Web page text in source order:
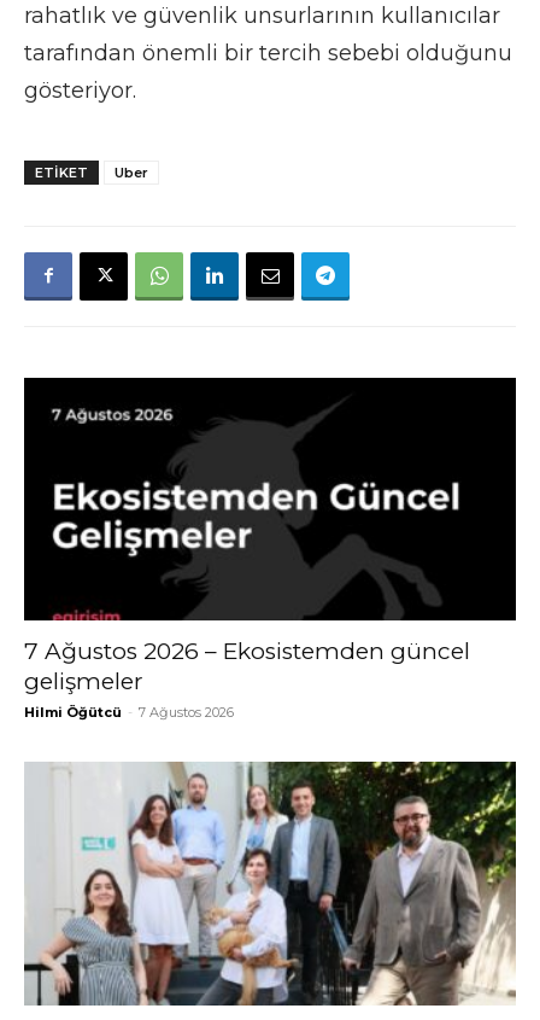
rahatlık ve güvenlik unsurlarının kullanıcılar
tarafından önemli bir tercih sebebi olduğunu
gösteriyor.
ETIKET Uber
7 Ağustos 2026 – Ekosistemden güncel
gelişmeler
Hilmi Öğütcü - 7 Ağustos 2026